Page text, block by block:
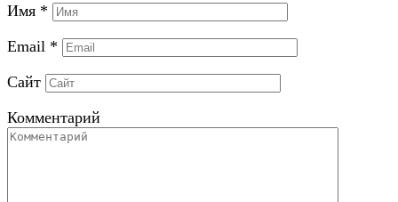
Имя *
Email *
Сайт
Комментарий